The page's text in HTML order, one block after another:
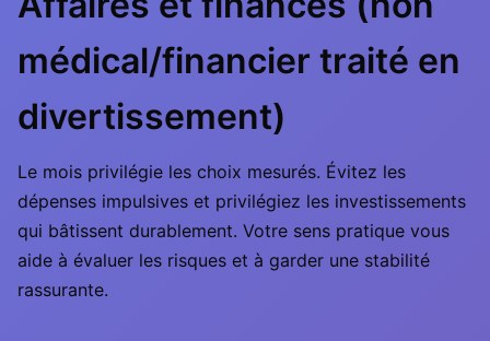
médical/financier traité en
divertissement)
Le mois privilégie les choix mesurés. Évitez les
dépenses impulsives et privilégiez les investissements
qui bâtissent durablement. Votre sens pratique vous
aide à évaluer les risques et à garder une stabilité
rassurante.